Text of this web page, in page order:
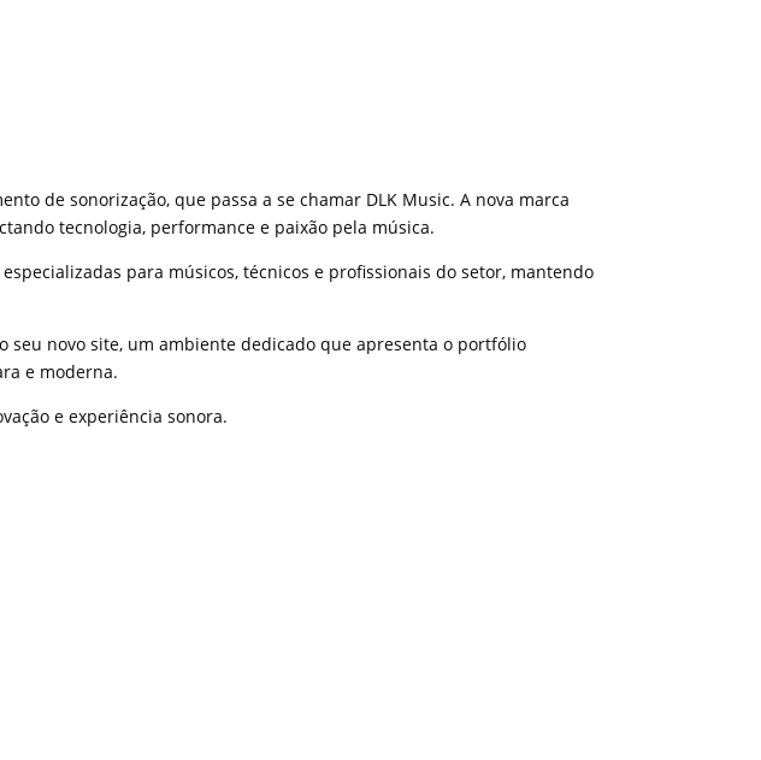
de sonorização, que passa a se chamar DLK Music. A nova marca
tecnologia, performance e paixão pela música.
para músicos, técnicos e profissionais do setor, mantendo
seu novo site, um ambiente dedicado que apresenta o portfólio
e moderna.
e experiência sonora.